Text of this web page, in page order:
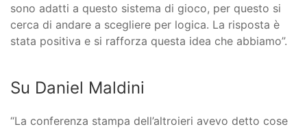
sono adatti a questo sistema di gioco, per questo si
cerca di andare a scegliere per logica. La risposta è
stata positiva e si rafforza questa idea che abbiamo”.
Su Daniel Maldini
“La conferenza stampa dell’altroieri avevo detto cose